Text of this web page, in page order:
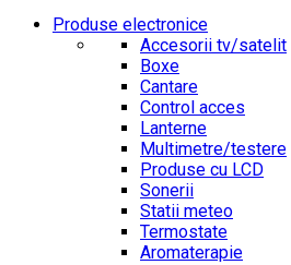
Produse electronice
Accesorii tv/satelit
Boxe
Cantare
Control acces
Lanterne
Multimetre/testere
Produse cu LCD
Sonerii
Statii meteo
Termostate
Aromaterapie